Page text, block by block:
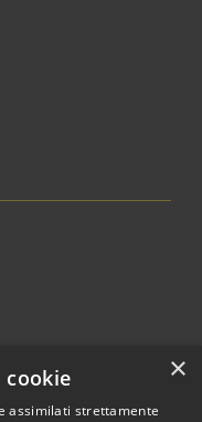
×
assimilati strettamente